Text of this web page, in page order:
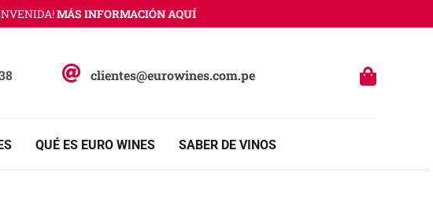
MÁS INFORMACIÓN AQUÍ
clientes@eurowines.com.pe
QUÉ ES EURO WINES SABER DE VINOS